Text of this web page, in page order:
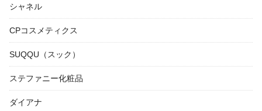
シャネル
CPコスメティクス
SUQQU（スック）
ステファニー化粧品
ダイアナ